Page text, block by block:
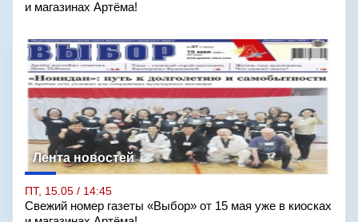
и магазинах Артёма!
Лента новостей
ПТ, 15.05 / 14:45
Свежий номер газеты «Выбор» от 15 мая уже в киосках